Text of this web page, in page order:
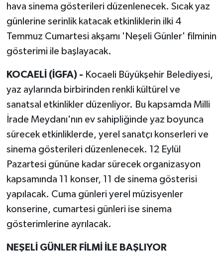
hava sinema gösterileri düzenlenecek. Sıcak yaz
günlerine serinlik katacak etkinliklerin ilki 4
Temmuz Cumartesi akşamı 'Neşeli Günler' filminin
gösterimi ile başlayacak.
KOCAELİ (İGFA) - Kocaeli Büyükşehir Belediyesi,
yaz aylarında birbirinden renkli kültürel ve
sanatsal etkinlikler düzenliyor. Bu kapsamda Milli
İrade Meydanı'nın ev sahipliğinde yaz boyunca
sürecek etkinliklerde, yerel sanatçı konserleri ve
sinema gösterileri düzenlenecek. 12 Eylül
Pazartesi gününe kadar sürecek organizasyon
kapsamında 11 konser, 11 de sinema gösterisi
yapılacak. Cuma günleri yerel müzisyenler
konserine, cumartesi günleri ise sinema
gösterimlerine ayrılacak.
NEŞELİ GÜNLER FİLMİ İLE BAŞLIYOR